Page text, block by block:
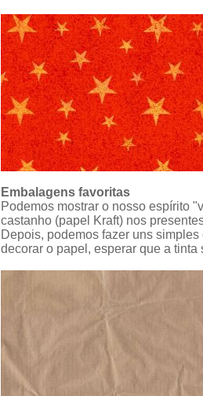
Embalagens favoritas
Podemos mostrar o nosso espírito
castanho (papel Kraft) nos
Depois, podemos fazer uns
decorar o papel, esperar que a